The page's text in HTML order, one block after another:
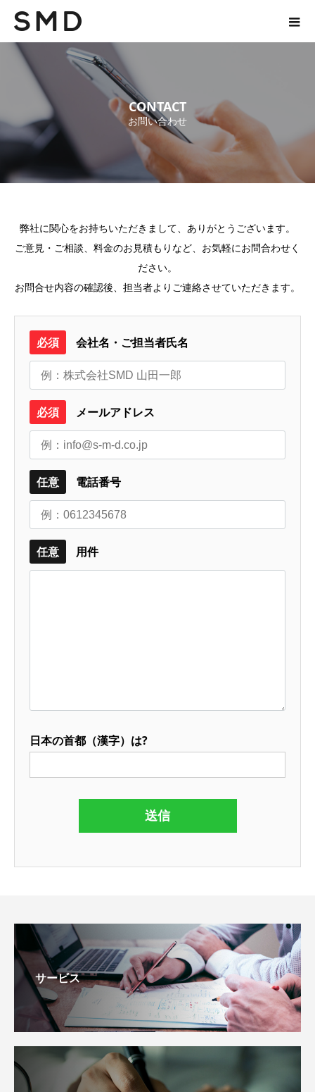
CONTACT
お問い合わせ
弊社に関心をお持ちいただきまして、ありがとうございます。
ご意見・ご相談、料金のお見積もりなど、お気軽にお問合わせく
ださい。
お問合せ内容の確認後、担当者よりご連絡させていただきます。
必須 会社名・ご担当者氏名
必須 メールアドレス
任意 電話番号
任意 用件
日本の首都（漢字）は?
サービス